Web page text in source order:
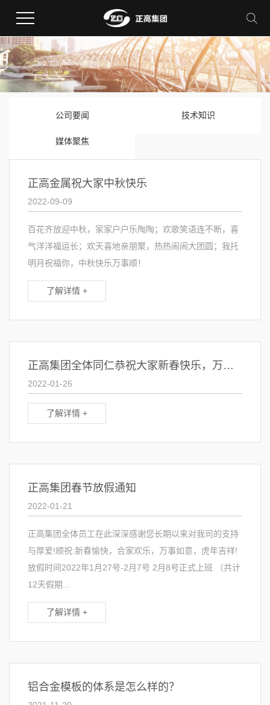
公司要闻 技术知识
媒体聚焦
正高金属祝大家中秋快乐
2022-09-09
百花齐放迎中秋，家家户户乐陶陶；欢歌笑语连不断，喜
气洋洋福运长；欢天喜地亲朋聚，热热闹闹大团圆；我托
明月祝福你，中秋快乐万事顺！
了解详情 +
正高集团全体同仁恭祝大家新春快乐，万事如意，虎年大吉！
2022-01-26
了解详情 +
正高集团春节放假通知
2022-01-21
正高集团全体员工在此深深感谢您长期以来对我司的支持
与厚爱!顺祝:新春愉快，合家欢乐，万事如意，虎年吉祥!
放假时间2022年1月27号-2月7号 2月8号正式上班 （共计
12天假期...
了解详情 +
铝合金模板的体系是怎么样的？